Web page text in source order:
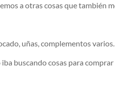
a otras cosas que también
uñas, complementos
buscando cosas para